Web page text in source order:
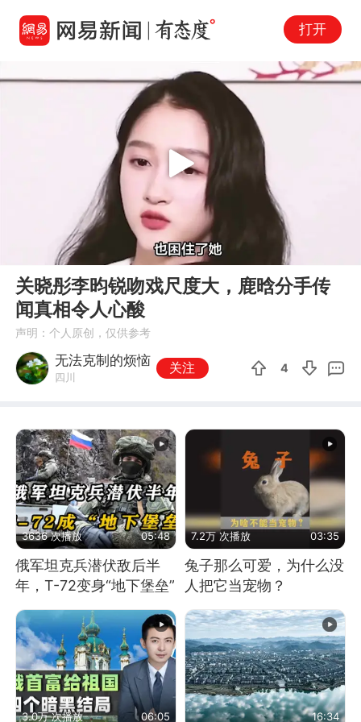
打开
00:35
Play
关晓彤李昀锐吻戏尺度大，鹿晗分手传
闻真相令人心酸
声明：个人原创，仅供参考
无法克制的烦恼
四川
关注 4
3636 次播放 05:48
俄军坦克兵潜伏敌后半
年，T-72变身“地下堡垒”
7.2万 次播放 03:35
兔子那么可爱，为什么没
人把它当宠物？
3.0万 次播放 06:05 16:34